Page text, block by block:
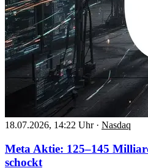
18.07.2026, 14:22 Uhr · Nasdaq
Meta Aktie: 125–145
schockt